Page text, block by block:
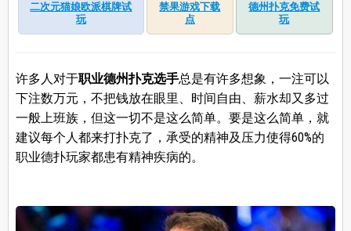
二次元猫娘欧派棋牌试
玩
禁果游戏下载
点
德州扑克免费试
玩
许多人对于职业德州扑克选手总是有许多想象，一注可以
下注数万元，不把钱放在眼里、时间自由、薪水却又多过
一般上班族，但这一切不是这么简单。要是这么简单，就
建议每个人都来打扑克了，承受的精神及压力使得60%的
职业德扑玩家都患有精神疾病的。